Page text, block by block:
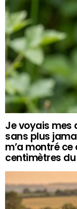
Je voyais mes
sans plus
m’a montré
centimètres